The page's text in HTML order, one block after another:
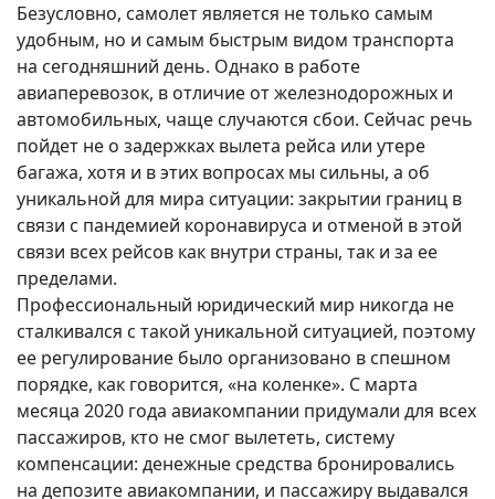
Безусловно, самолет является не только самым
удобным, но и самым быстрым видом транспорта
на сегодняшний день. Однако в работе
авиаперевозок, в отличие от железнодорожных и
автомобильных, чаще случаются сбои. Сейчас речь
пойдет не о задержках вылета рейса или утере
багажа, хотя и в этих вопросах мы сильны, а об
уникальной для мира ситуации: закрытии границ в
связи с пандемией коронавируса и отменой в этой
связи всех рейсов как внутри страны, так и за ее
пределами.
Профессиональный юридический мир никогда не
сталкивался с такой уникальной ситуацией, поэтому
ее регулирование было организовано в спешном
порядке, как говорится, «на коленке». С марта
месяца 2020 года авиакомпании придумали для всех
пассажиров, кто не смог вылететь, систему
компенсации: денежные средства бронировались
на депозите авиакомпании, и пассажиру выдавался